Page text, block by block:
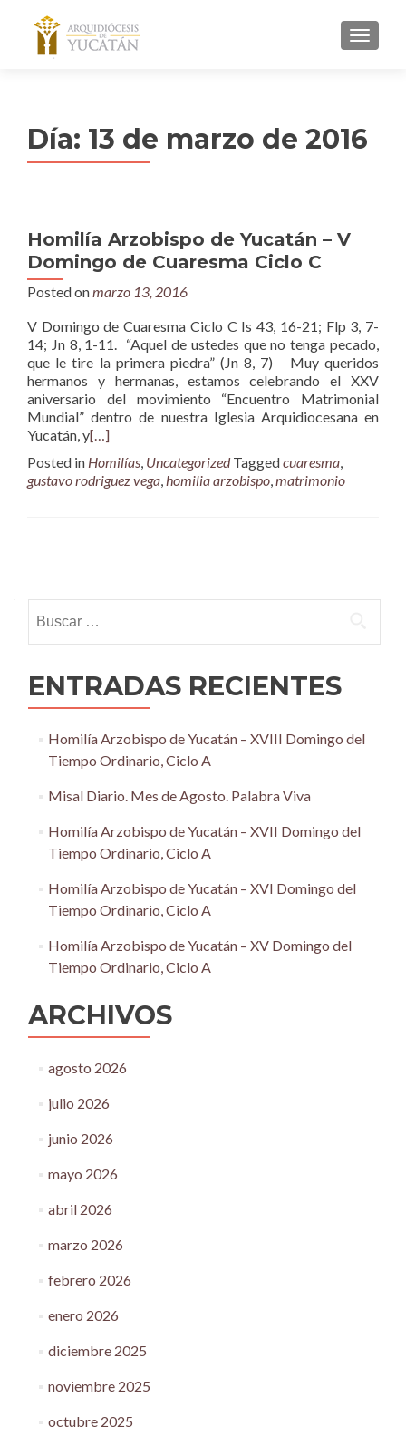
MENU
Día: 13 de marzo de 2016
Homilía Arzobispo de Yucatán – V
Domingo de Cuaresma Ciclo C
Posted onmarzo 13, 2016
V Domingo de Cuaresma Ciclo C Is 43, 16-21; Flp 3, 7-
14; Jn 8, 1-11. “Aquel de ustedes que no tenga pecado,
que le tire la primera piedra” (Jn 8, 7) Muy queridos
hermanos y hermanas, estamos celebrando el XXV
aniversario del movimiento “Encuentro Matrimonial
Mundial” dentro de nuestra Iglesia Arquidiocesana en
Yucatán, y[…]
Posted in Homilías, Uncategorized Taggedcuaresma,
gustavo rodriguez vega,homilia arzobispo,matrimonio
navigation
ENTRADAS RECIENTES
Homilía Arzobispo de Yucatán – XVIII Domingo del
Tiempo Ordinario, Ciclo A
Misal Diario. Mes de Agosto. Palabra Viva
Homilía Arzobispo de Yucatán – XVII Domingo del
Tiempo Ordinario, Ciclo A
Homilía Arzobispo de Yucatán – XVI Domingo del
Tiempo Ordinario, Ciclo A
Homilía Arzobispo de Yucatán – XV Domingo del
Tiempo Ordinario, Ciclo A
ARCHIVOS
agosto 2026
julio 2026
junio 2026
mayo 2026
abril 2026
marzo 2026
febrero 2026
enero 2026
diciembre 2025
noviembre 2025
octubre 2025